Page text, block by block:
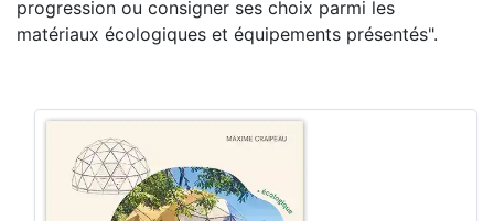
progression ou consigner ses choix parmi les
matériaux écologiques et équipements présentés".